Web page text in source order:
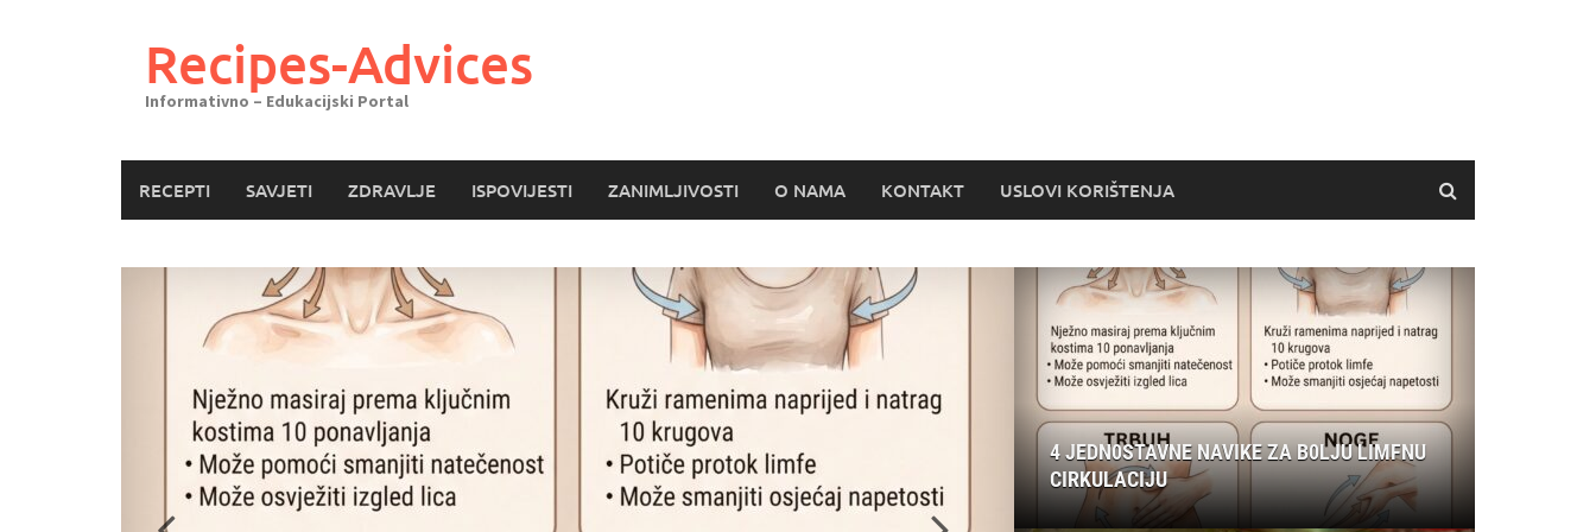
Recipes-Advices
Informativno – Edukacijski Portal
RECEPTI SAVJETI ZDRAVLJE ISPOVIJESTI ZANIMLJIVOSTI O NAMA KONTAKT USLOVI KORIŠTENJA
4 JEDN0STAVNE NAVIKE ZA B0LJU LIMFNU
CIRKULACIJU